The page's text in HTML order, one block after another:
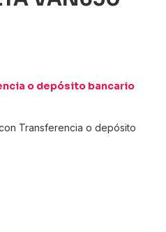
o depósito bancario
Transferencia o depósito